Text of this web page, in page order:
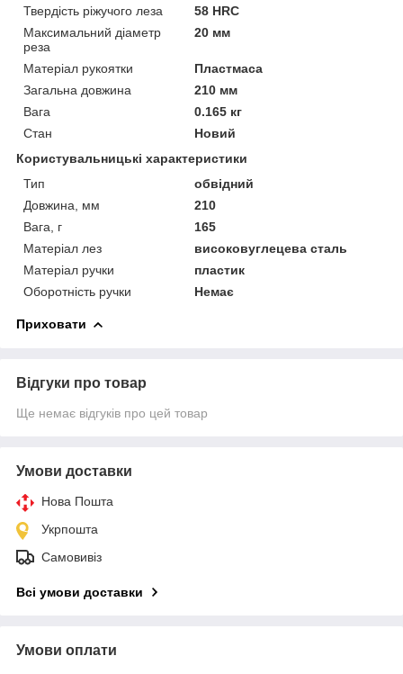
Твердість ріжучого леза
58 HRC
Максимальний діаметр
реза
20 мм
Матеріал рукоятки
Пластмаса
Загальна довжина
210 мм
Вага
0.165 кг
Стан
Новий
Користувальницькі характеристики
Тип
обвідний
Довжина, мм
210
Вага, г
165
Матеріал лез
високовуглецева сталь
Матеріал ручки
пластик
Оборотність ручки
Немає
Приховати
Відгуки про товар
Ще немає відгуків про цей товар
Умови доставки
Нова Пошта
Укрпошта
Самовивіз
Всі умови доставки
Умови оплати